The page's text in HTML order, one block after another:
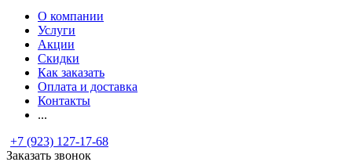
О компании
Услуги
Акции
Скидки
Как заказать
Оплата и доставка
Контакты
...
+7 (923) 127-17-68
Заказать звонок